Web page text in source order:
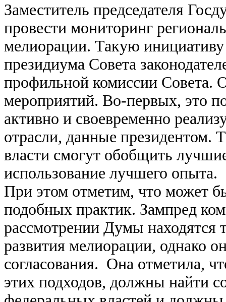
Заместитель председателя
провести мониторинг
мелиорации. Такую инициативу
президиума Совета
профильной комиссии Совета.
мероприятий. Во-первых, это
активно и своевременно
отрасли, данные президентом.
власти смогут обобщить
использование лучшего опыта.
При этом отметим, что может
подобных практик. Зампред
рассмотрении Думы находятся
развития мелиорации, однако
согласования. Она отметила,
этих подходов, должны найти